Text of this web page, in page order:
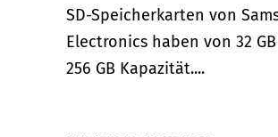
SD-Speicherkarten von
Electronics haben von 32
256 GB Kapazität....